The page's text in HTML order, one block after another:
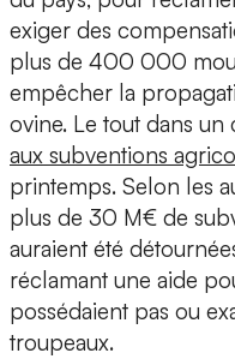
exiger des
plus de 400 000
empêcher la
ovine. Le tout dans un
aux subventions
printemps. Selon les
plus de 30 M€ de
auraient été
réclamant une aide
possédaient pas ou
troupeaux.